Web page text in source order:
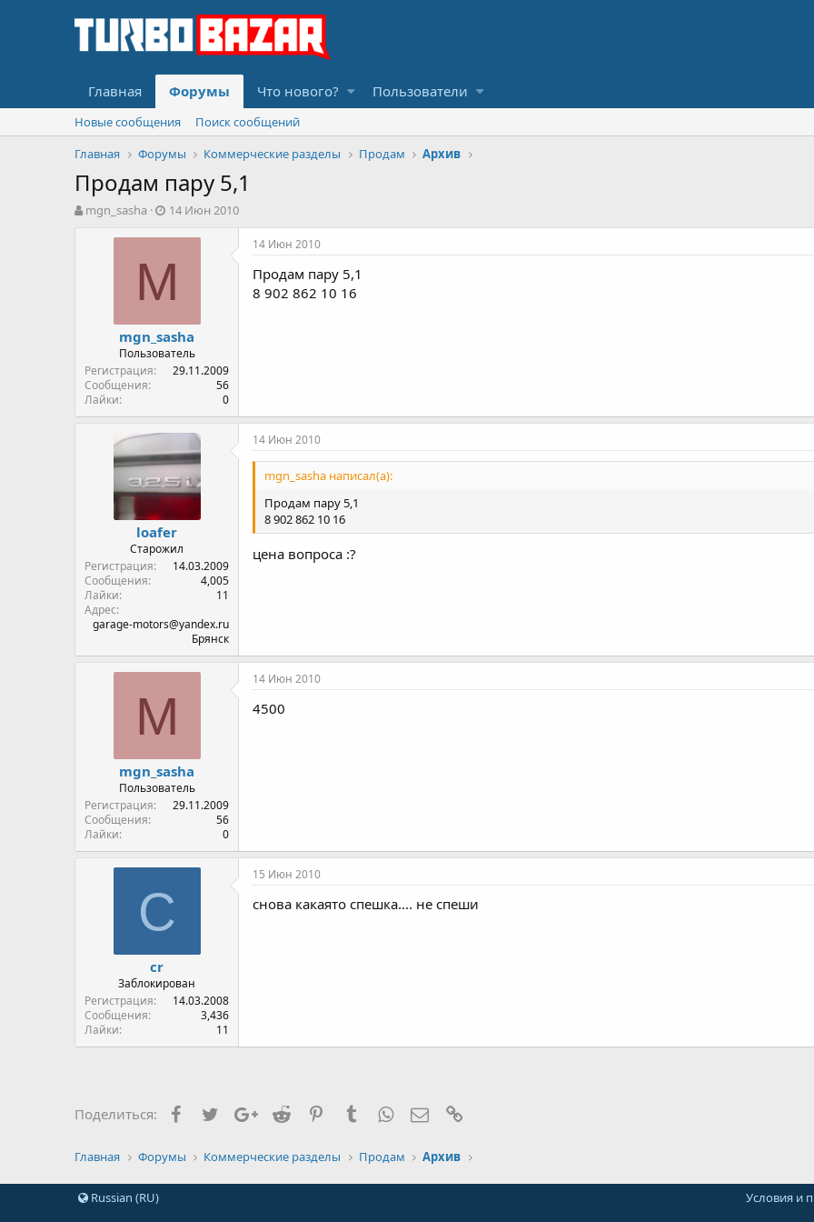
Главная Форумы Что нового? Пользователи
Новые сообщения
Поиск сообщений
Главная
Форумы Коммерческие разделы Продам Архив
Продам пару 5,1
А
mgn_sasha
Д
т
н
а
л
а
14 Июн 2010
M
mgn_sasha
Пользователь
Регистрация
29.11.2009
Сообщения
56
Лайки
0
14 Июн 2010
Продам пару 5,1
8 902 862 10 16
loafer
Старожил
Регистрация
14.03.2009
Сообщения
4,005
Лайки
11
Адрес
garage-motors@yandex.ru
Брянск
14 Июн 2010
mgn_sasha написал(а):
Продам пару 5,1
8 902 862 10 16
цена вопроса :?
M
mgn_sasha
Пользователь
Регистрация
29.11.2009
Сообщения
56
Лайки
0
14 Июн 2010
4500
C
cr
Заблокирован
Регистрация
14.03.2008
Сообщения
3,436
Лайки
11
15 Июн 2010
снова какаято спешка.... не спеши
Поделиться: FacebookTwitterGoogle+
Reddit PinterestTumblrWhatsAppЭлектронная почта
Главная Форумы Коммерческие разделы Продам Архив
Russian (RU) Условия и